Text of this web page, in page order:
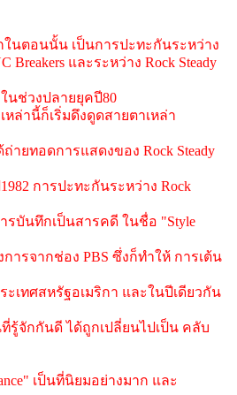
นตอนนั้น เป็นการปะทะกันระหว่าง
Breakers และระหว่าง Rock Steady
ในช่วงปลายยุคปี80
ล่านี้ก็เริ่มดึงดูดสายตาเหล่า
ายทอดการแสดงของ Rock Steady
การปะทะกันระหว่าง Rock
ารบันทึกเป็นสารคดี ในชื่อ "Style
ารจากช่อง PBS ซึ่งก็ทำให้ การเต้น
เทศสหรัฐอเมริกา และในปีเดียวกัน
รู้จักกันดี ได้ถูกเปลี่ยนไปเป็น คลับ
เป็นที่นิยมอย่างมาก และ